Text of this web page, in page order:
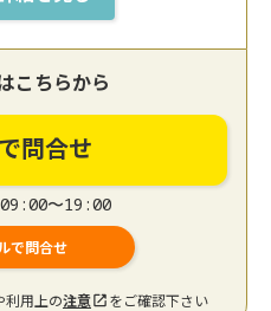
こちらから
問合せ
09:00〜19:00
で問合せ
利用上の注意 をご確認下さい